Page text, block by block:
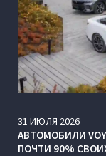
31 ИЮЛЯ 2026
АВТОМОБИЛИ
ПОЧТИ 90%